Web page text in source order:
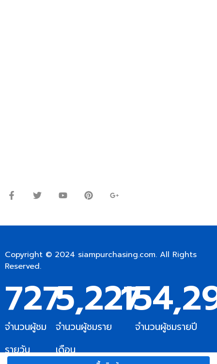
Copyright © 2024 siampurchasing.com. All Rights
Reserved.
จำนวนผู้ชม
รายวัน
727
จำนวนผู้ชมราย
เดือน
5,227
จำนวนผู้ชมรายปี